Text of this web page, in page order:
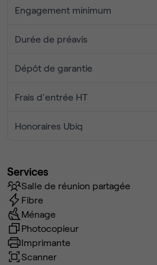
- Assurance
- Accueil téléphonique
- Fontaine à eau
- Photocopieuse noir et blanc
Cabinets d'avocats, experts-
conseillers en gestion de
de recrutement, sociétés de
entreprises de services B2B,
Engagement minimum
Durée de préavis
Dépôt de garantie
Frais d'entrée HT
Honoraires Ubiq
Services
Salle de réunion partagée
Fibre
Ménage
Photocopieur
Imprimante
Scanner